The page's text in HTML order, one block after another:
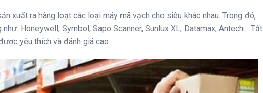
xuất ra hàng loạt các loại máy mã vạch cho siêu khác nhau. Trong đó,
Honeywell, Symbol, Sapo Scanner, Sunlux XL, Datamax, Antech… Tất
yêu thích và đánh giá cao.